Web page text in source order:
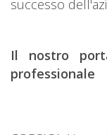
successo
Il nostro
professionale